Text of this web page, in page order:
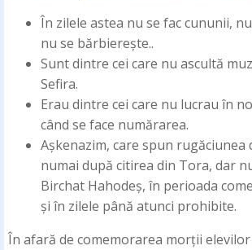
În zilele astea nu se fac cununii,
nu se bărbierește..
Sunt dintre cei care nu ascultă
Sefira.
Erau dintre cei care nu lucrau în
când se face numărarea.
Așkenazim, care spun rugăciunea
numai după citirea din Tora, dar
Birchat Hahodeș, în perioada
și în zilele până atunci prohibite.
În afară de comemorarea morții elevilor